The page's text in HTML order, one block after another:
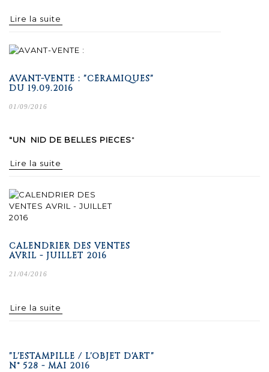
Lire la suite
AVANT-VENTE : "CÉRAMIQUES"
DU 19.09.2016
01/09/2016
"UN NID DE BELLES PIECES"
Lire la suite
CALENDRIER DES VENTES
AVRIL - JUILLET 2016
21/04/2016
Lire la suite
"L'ESTAMPILLE / L'OBJET D'ART"
N° 528 - MAI 2016